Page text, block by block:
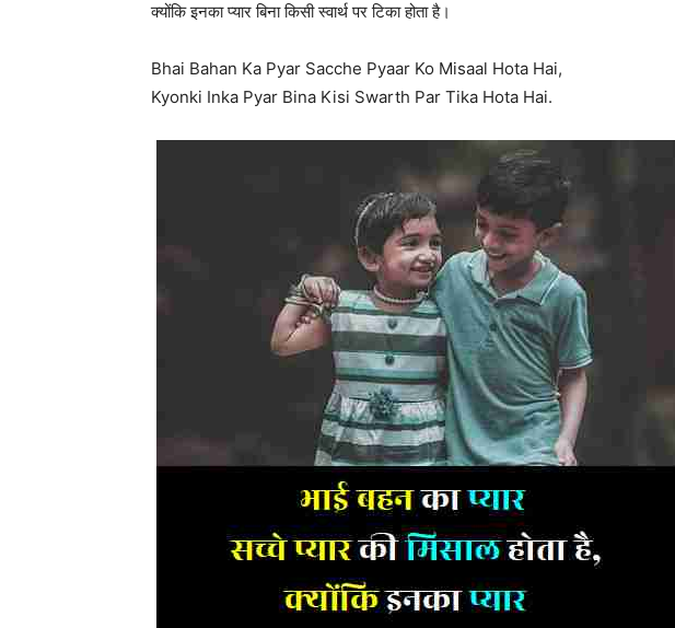
क्योंकि इनका प्यार बिना किसी स्वार्थ पर टिका होता है।
Bhai Bahan Ka Pyar Sacche Pyaar Ko Misaal Hota Hai,
Kyonki Inka Pyar Bina Kisi Swarth Par Tika Hota Hai.